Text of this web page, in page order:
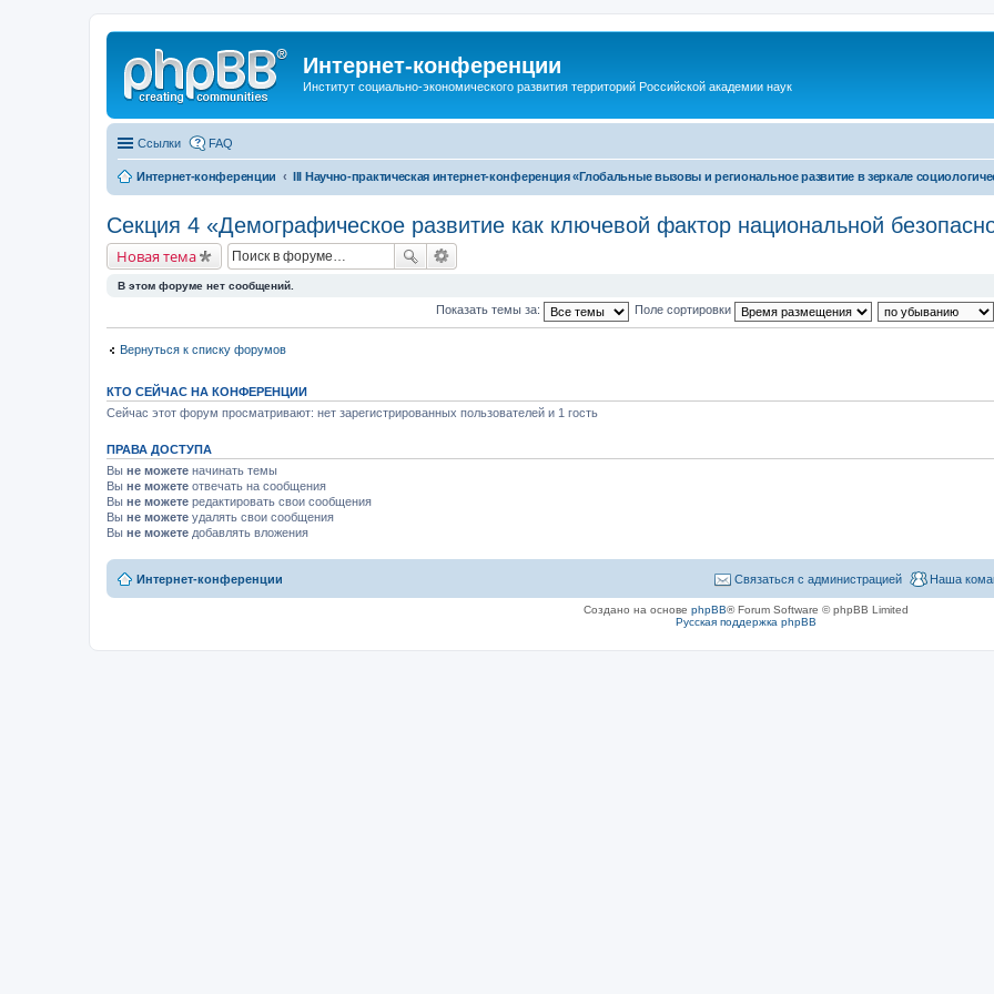
Интернет-конференции
Институт социально-экономического развития территорий Российской академии наук
Ссылки FAQ
Интернет-конференции III Научно-практическая интернет-конференция «Глобальные вызовы и региональное развитие в зеркале
Секция 4 «Демографическое развитие как ключевой фактор национальной
Новая тема
В этом форуме нет сообщений.
Показать темы за: Поле сортировки
Вернуться к списку форумов
КТО СЕЙЧАС НА КОНФЕРЕНЦИИ
Сейчас этот форум просматривают: нет зарегистрированных пользователей и 1 гость
ПРАВА ДОСТУПА
Вы не можете начинать темы
Вы не можете отвечать на сообщения
Вы не можете редактировать свои сообщения
Вы не можете удалять свои сообщения
Вы не можете добавлять вложения
Интернет-конференции Наша
Связаться с администрацией
Создано на основе phpBB® Forum Software © phpBB Limited
Русская поддержка phpBB